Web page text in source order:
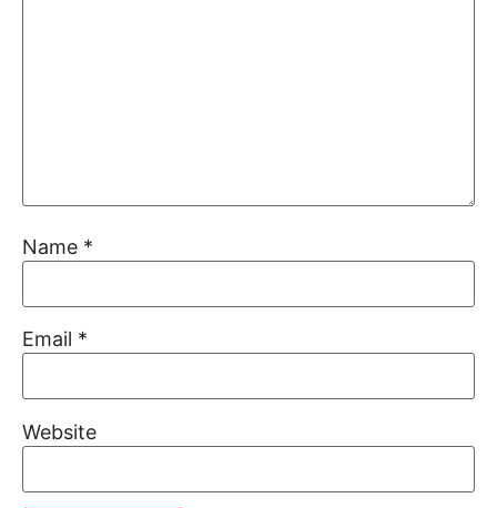
Name *
Email *
Website